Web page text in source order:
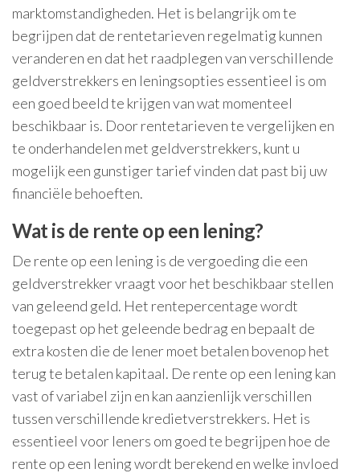
marktomstandigheden. Het is belangrijk om te
begrijpen dat de rentetarieven regelmatig kunnen
veranderen en dat het raadplegen van verschillende
geldverstrekkers en leningsopties essentieel is om
een goed beeld te krijgen van wat momenteel
beschikbaar is. Door rentetarieven te vergelijken en
te onderhandelen met geldverstrekkers, kunt u
mogelijk een gunstiger tarief vinden dat past bij uw
financiële behoeften.
Wat is de rente op een lening?
De rente op een lening is de vergoeding die een
geldverstrekker vraagt voor het beschikbaar stellen
van geleend geld. Het rentepercentage wordt
toegepast op het geleende bedrag en bepaalt de
extra kosten die de lener moet betalen bovenop het
terug te betalen kapitaal. De rente op een lening kan
vast of variabel zijn en kan aanzienlijk verschillen
tussen verschillende kredietverstrekkers. Het is
essentieel voor leners om goed te begrijpen hoe de
rente op een lening wordt berekend en welke invloed